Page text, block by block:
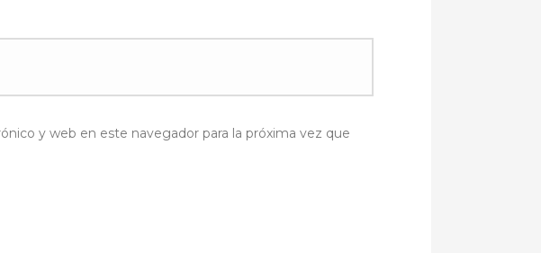
y web en este navegador para la próxima vez que